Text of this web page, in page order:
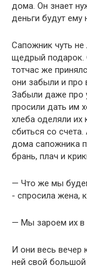
дома. Он знает
деньги будут ему
Сапожник чуть не
щедрый подарок.
тотчас же
они забыли и про
Забыли даже про
просили дать им
хлеба оделяли их
сбиться со
дома сапожника
брань, плач и
— Что же мы
- спросила жена,
— Мы зароем их
И они весь вечер
ней свой